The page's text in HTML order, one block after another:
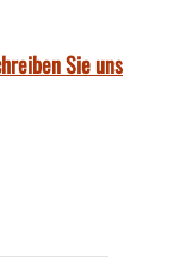
Sie uns